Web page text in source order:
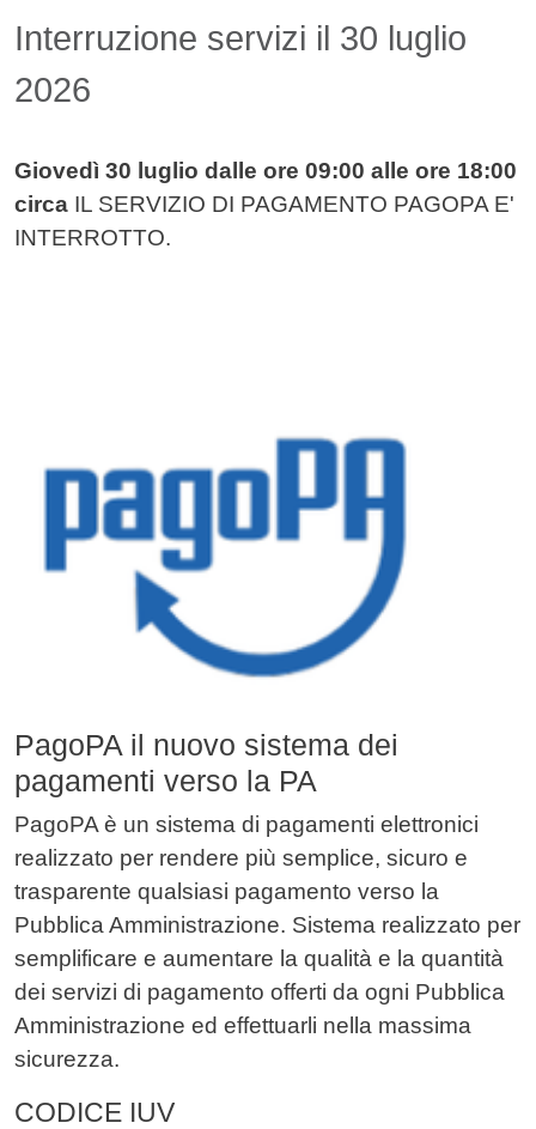
Contenuto
Interruzione servizi il 30 luglio
2026
Giovedì 30 luglio dalle ore 09:00 alle ore 18:00
circa IL SERVIZIO DI PAGAMENTO PAGOPA E'
INTERROTTO.
PagoPA il nuovo sistema dei
pagamenti verso la PA
PagoPA è un sistema di pagamenti elettronici
realizzato per rendere più semplice, sicuro e
trasparente qualsiasi pagamento verso la
Pubblica Amministrazione. Sistema realizzato per
semplificare e aumentare la qualità e la quantità
dei servizi di pagamento offerti da ogni Pubblica
Amministrazione ed effettuarli nella massima
sicurezza.
CODICE IUV